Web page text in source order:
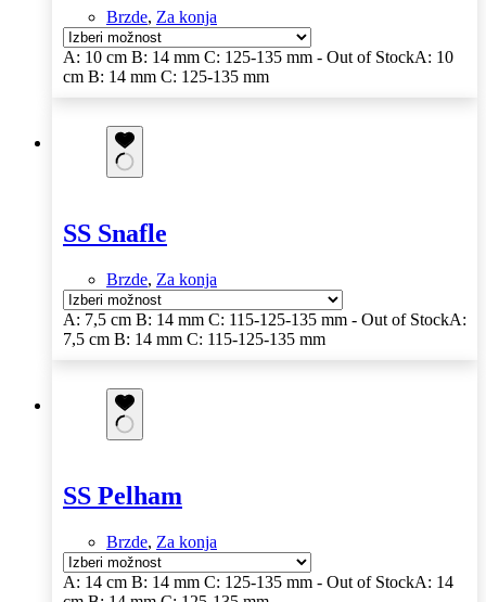
izdelka
Brzde, Za konja
A: 10 cm B: 14 mm C: 125-135 mm - Out of StockA: 10
cm B: 14 mm C: 125-135 mm
SS Snafle
Brzde, Za konja
A: 7,5 cm B: 14 mm C: 115-125-135 mm - Out of StockA:
7,5 cm B: 14 mm C: 115-125-135 mm
SS Pelham
Brzde, Za konja
A: 14 cm B: 14 mm C: 125-135 mm - Out of StockA: 14